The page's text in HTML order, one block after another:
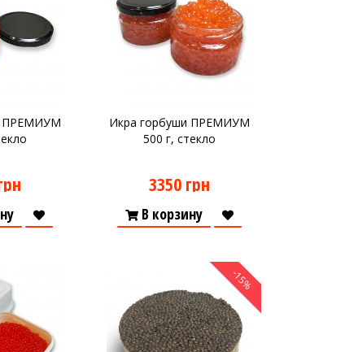
ПРЕМИУМ
Икра горбуши ПРЕМИУМ
500 г, стекло
3350 грн
В корзину
-15%